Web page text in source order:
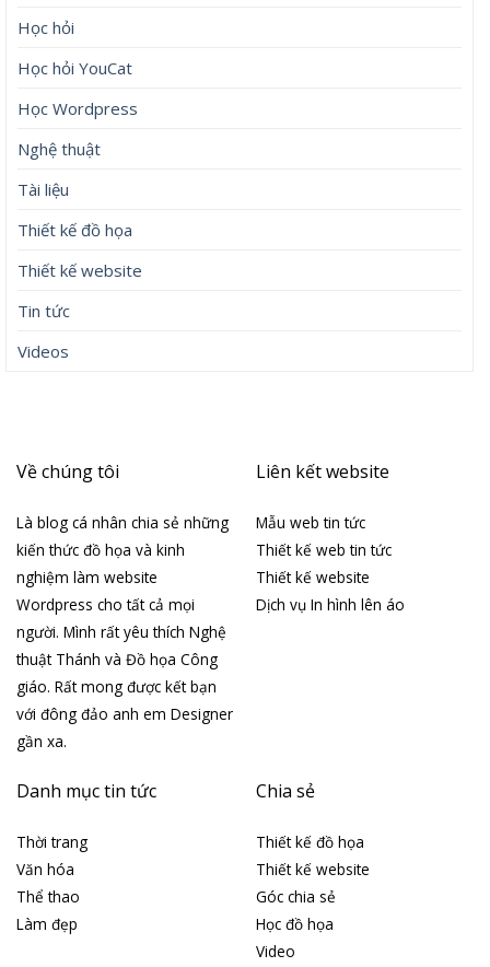
Học hỏi
Học hỏi YouCat
Học Wordpress
Nghệ thuật
Tài liệu
Thiết kế đồ họa
Thiết kế website
Tin tức
Videos
Về chúng tôi
Là blog cá nhân chia sẻ những
kiến thức đồ họa và kinh
nghiệm làm website
Wordpress cho tất cả mọi
người. Mình rất yêu thích Nghệ
thuật Thánh và Đồ họa Công
giáo. Rất mong được kết bạn
với đông đảo anh em Designer
gần xa.
Liên kết website
Mẫu web tin tức
Thiết kế web tin tức
Thiết kế website
Dịch vụ In hình lên áo
Danh mục tin tức
Thời trang
Văn hóa
Thể thao
Làm đẹp
Chia sẻ
Thiết kế đồ họa
Thiết kế website
Góc chia sẻ
Học đồ họa
Video